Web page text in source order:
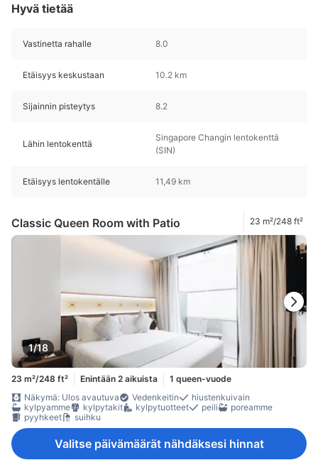
Hyvä tietää
Vastinetta rahalle 8.0
Etäisyys keskustaan 10.2 km
Sijainnin pisteytys 8.2
Lähin lentokenttä
Singapore Changin lentokenttä
(SIN)
Etäisyys lentokentälle 11,49 km
Classic Queen Room with Patio 23 m²/248 ft²
1/18
23 m²/248 ft² Enintään 2 aikuista
1 queen-vuode
Näkymä: Ulos avautuva
Vedenkeitin
hiustenkuivain
kylpyamme
kylpytakit kylpytuotteet peili
poreamme
pyyhkeet
suihku
Valitse päivämäärät nähdäksesi hinnat